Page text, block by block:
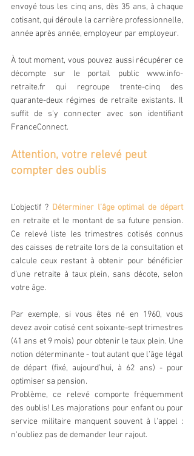
envoyé tous les cinq ans, dès 35 ans, à chaque
cotisant, qui déroule la carrière professionnelle,
année après année, employeur par employeur.
À tout moment, vous pouvez aussi récupérer ce
décompte sur le portail public www.info-
retraite.fr qui regroupe trente-cinq des
quarante-deux régimes de retraite existants. Il
suffit de s'y connecter avec son identifiant
FranceConnect.
Attention, votre relevé peut
compter des oublis
L’objectif ? Déterminer l’âge optimal de départ
en retraite et le montant de sa future pension.
Ce relevé liste les trimestres cotisés connus
des caisses de retraite lors de la consultation et
calcule ceux restant à obtenir pour bénéficier
d’une retraite à taux plein, sans décote, selon
votre âge.
Par exemple, si vous êtes né en 1960, vous
devez avoir cotisé cent soixante-sept trimestres
(41 ans et 9 mois) pour obtenir le taux plein. Une
notion déterminante - tout autant que l’âge légal
de départ (fixé, aujourd’hui, à 62 ans) - pour
optimiser sa pension.
Problème, ce relevé comporte fréquemment
des oublis! Les majorations pour enfant ou pour
service militaire manquent souvent à l'appel :
n'oubliez pas de demander leur rajout.